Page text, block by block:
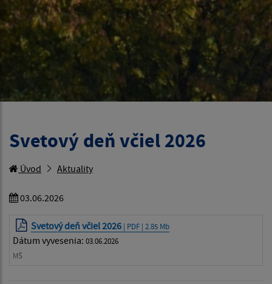
Svetový deň včiel 2026
Úvod Aktuality
03.06.2026
Svetový deň včiel 2026 | PDF | 2.85 Mb
Dátum vyvesenia: 03.06.2026
MŠ